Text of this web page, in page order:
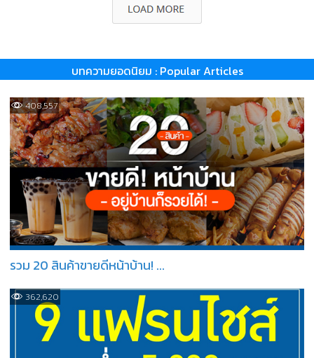
บทความยอดนิยม : Popular Articles
408,557
รวม 20 สินค้าขายดีหน้าบ้าน! ...
362,620